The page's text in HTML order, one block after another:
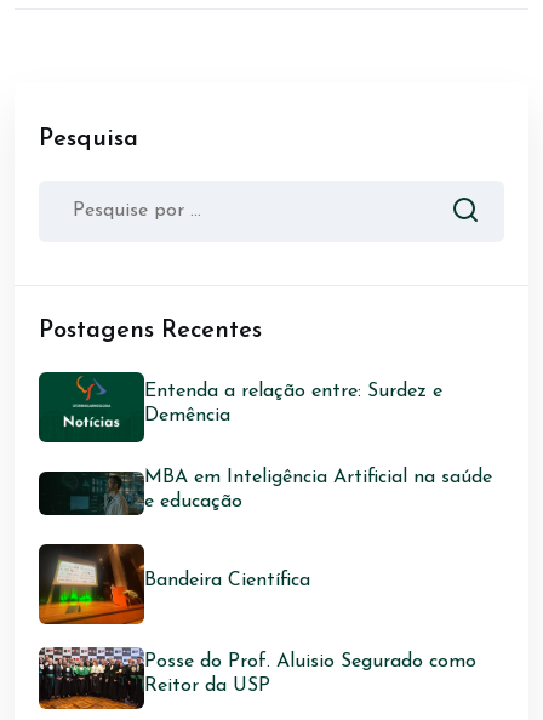
Pesquisa
Postagens Recentes
Entenda a relação entre: Surdez e
Demência
MBA em Inteligência Artificial na saúde
e educação
Bandeira Científica
Posse do Prof. Aluisio Segurado como
Reitor da USP